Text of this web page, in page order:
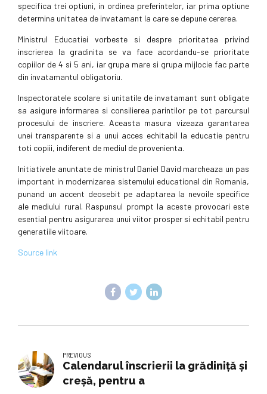
specifica trei optiuni, in ordinea preferintelor, iar prima optiune
determina unitatea de invatamant la care se depune cererea.
Ministrul Educatiei vorbeste si despre prioritatea privind
inscrierea la gradinita se va face acordandu-se prioritate
copiilor de 4 si 5 ani, iar grupa mare si grupa mijlocie fac parte
din invatamantul obligatoriu.
Inspectoratele scolare si unitatile de invatamant sunt obligate
sa asigure informarea si consilierea parintilor pe tot parcursul
procesului de inscriere. Aceasta masura vizeaza garantarea
unei transparente si a unui acces echitabil la educatie pentru
toti copiii, indiferent de mediul de provenienta.
Initiativele anuntate de ministrul Daniel David marcheaza un pas
important in modernizarea sistemului educational din Romania,
punand un accent deosebit pe adaptarea la nevoile specifice
ale mediului rural. Raspunsul prompt la aceste provocari este
esential pentru asigurarea unui viitor prosper si echitabil pentru
generatiile viitoare.
Source link
PREVIOUS
Calendarul înscrierii la grădiniță și
creșă, pentru a